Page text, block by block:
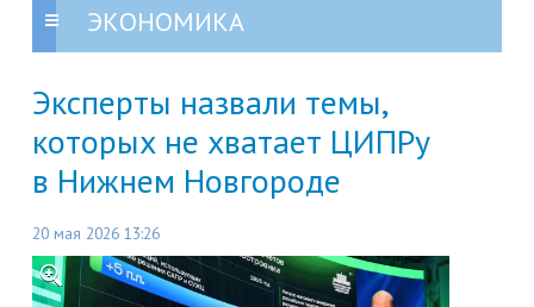
ЭКОНОМИКА
Эксперты назвали темы,
которых не хватает ЦИПРу
в Нижнем Новгороде
20 мая 2026 13:26